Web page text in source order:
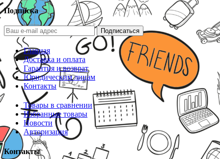
Подписка
Подписаться
Главная
Доставка и оплата
Гарантия и возврат
Юридическим лицам
Контакты
Товары в сравнении
Избранные товары
Новости
Авторизация
Контакты